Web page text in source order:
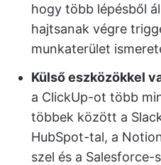
hogy több lépésből
hajtsanak végre
munkaterület
Külső eszközökkel
a ClickUp-ot több
többek között a
HubSpot-tal, a
szel és a Salesforce-